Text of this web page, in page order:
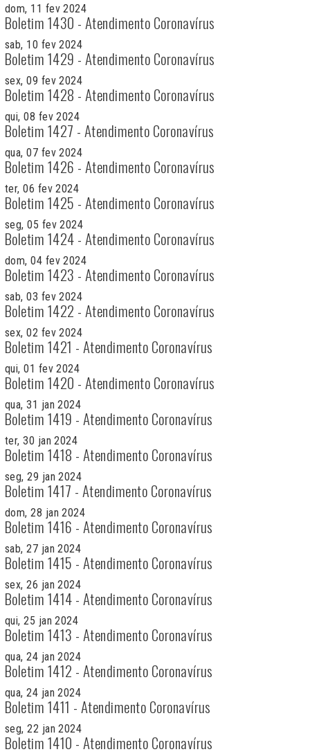
dom, 11 fev 2024
Boletim 1430 - Atendimento Coronavírus
sab, 10 fev 2024
Boletim 1429 - Atendimento Coronavírus
sex, 09 fev 2024
Boletim 1428 - Atendimento Coronavírus
qui, 08 fev 2024
Boletim 1427 - Atendimento Coronavírus
qua, 07 fev 2024
Boletim 1426 - Atendimento Coronavírus
ter, 06 fev 2024
Boletim 1425 - Atendimento Coronavírus
seg, 05 fev 2024
Boletim 1424 - Atendimento Coronavírus
dom, 04 fev 2024
Boletim 1423 - Atendimento Coronavírus
sab, 03 fev 2024
Boletim 1422 - Atendimento Coronavírus
sex, 02 fev 2024
Boletim 1421 - Atendimento Coronavírus
qui, 01 fev 2024
Boletim 1420 - Atendimento Coronavírus
qua, 31 jan 2024
Boletim 1419 - Atendimento Coronavírus
ter, 30 jan 2024
Boletim 1418 - Atendimento Coronavírus
seg, 29 jan 2024
Boletim 1417 - Atendimento Coronavírus
dom, 28 jan 2024
Boletim 1416 - Atendimento Coronavírus
sab, 27 jan 2024
Boletim 1415 - Atendimento Coronavírus
sex, 26 jan 2024
Boletim 1414 - Atendimento Coronavírus
qui, 25 jan 2024
Boletim 1413 - Atendimento Coronavírus
qua, 24 jan 2024
Boletim 1412 - Atendimento Coronavírus
qua, 24 jan 2024
Boletim 1411 - Atendimento Coronavírus
seg, 22 jan 2024
Boletim 1410 - Atendimento Coronavírus